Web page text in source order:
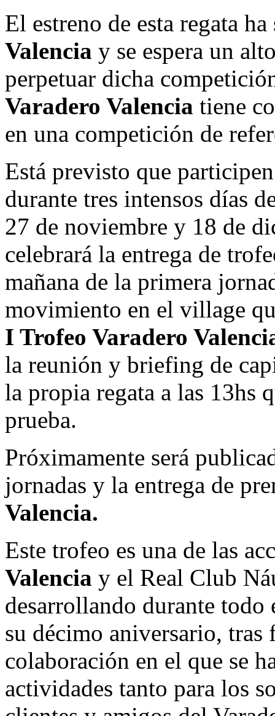
El estreno de esta regata
Valencia y se espera un
perpetuar dicha
Varadero Valencia tiene
en una competición de
Está previsto que
durante tres intensos días
27 de noviembre y 18 de
celebrará la entrega de
mañana de la primera
movimiento en el village
I Trofeo Varadero
la reunión y briefing de
la propia regata a las 13hs
prueba.
Próximamente será
jornadas y la entrega de
Valencia.
Este trofeo es una de las
Valencia y el Real Club
desarrollando durante todo
su décimo aniversario, tras
colaboración en el que se
actividades tanto para los